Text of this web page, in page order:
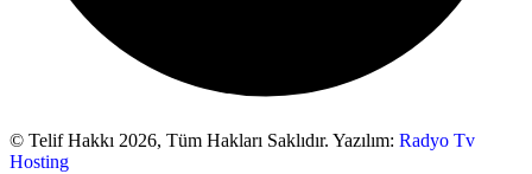
© Telif Hakkı 2026, Tüm Hakları Saklıdır. Yazılım: Radyo Tv
Hosting